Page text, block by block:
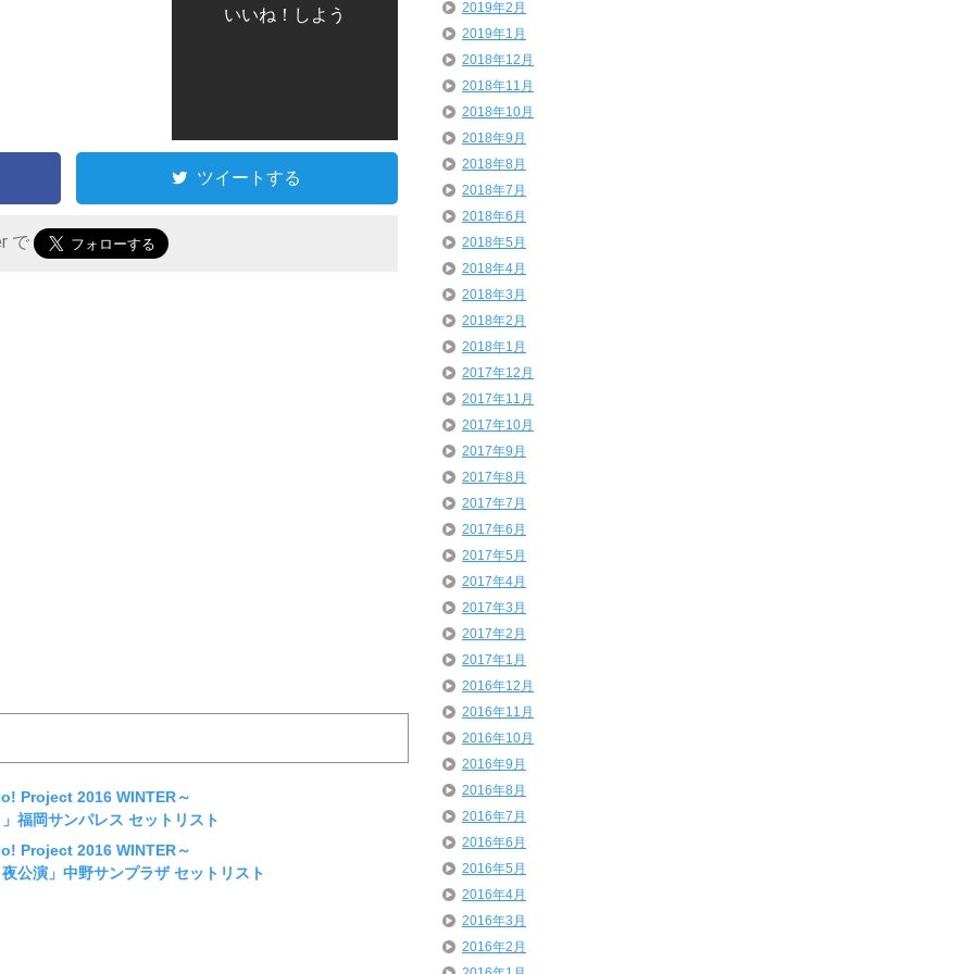
いいね！しよう
ツイートする
で
Project 2016 WINTER～
福岡サンパレス セットリスト
Project 2016 WINTER～
公演」中野サンプラザ セットリスト
2019年2月
2019年1月
2018年12月
2018年11月
2018年10月
2018年9月
2018年8月
2018年7月
2018年6月
2018年5月
2018年4月
2018年3月
2018年2月
2018年1月
2017年12月
2017年11月
2017年10月
2017年9月
2017年8月
2017年7月
2017年6月
2017年5月
2017年4月
2017年3月
2017年2月
2017年1月
2016年12月
2016年11月
2016年10月
2016年9月
2016年8月
2016年7月
2016年6月
2016年5月
2016年4月
2016年3月
2016年2月